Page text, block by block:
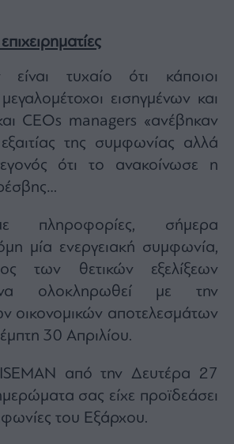
είναι τυχαίο ότι κάποιοι
μεγαλομέτοχοι εισηγμένων και
CEOs managers «ανέβηκαν
της συμφωνίας αλλά
ότι το ανακοίνωσε η
πληροφορίες, σήμερα
μία ενεργειακή συμφωνία,
των θετικών εξελίξεων
να ολοκληρωθεί με την
οικονομικών αποτελεσμάτων
30 Απριλίου.
από την Δευτέρα 27
σας είχε προϊδεάσει
του Εξάρχου.